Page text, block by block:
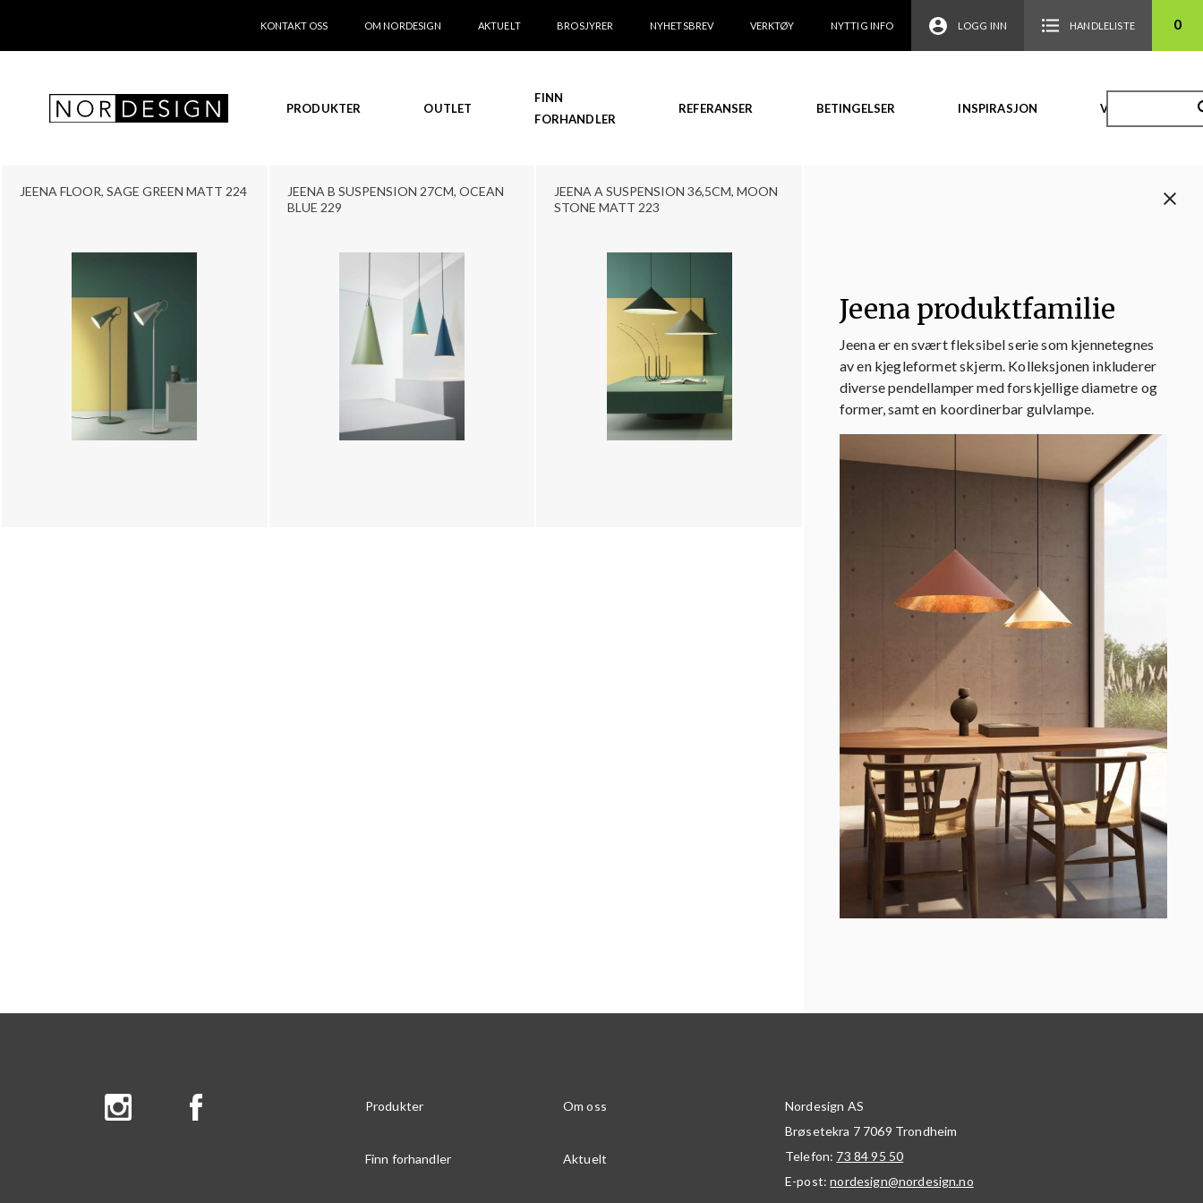
KONTAKT OSS OM NORDESIGN AKTUELT BROSJYRER NYHETSBREV VERKTØY NYTTIG INFO LOGG INN HANDLELISTE 0
PRODUKTER OUTLET
FINN
FORHANDLER
REFERANSER BETINGELSER INSPIRASJON VIDEO
JEENA FLOOR, SAGE GREEN MATT 224
JEENA B SUSPENSION 27CM, OCEAN
BLUE 229
JEENA A SUSPENSION 36,5CM, MOON
STONE MATT 223
Jeena produktfamilie
Jeena er en svært fleksibel serie som kjennetegnes
av en kjegleformet skjerm. Kolleksjonen inkluderer
diverse pendellamper med forskjellige diametre og
former, samt en koordinerbar gulvlampe.
Produkter Om oss
Finn forhandler Aktuelt
Nordesign AS
Brøsetekra 7 7069 Trondheim
Telefon: 73 84 95 50
E-post:nordesign@nordesign.no